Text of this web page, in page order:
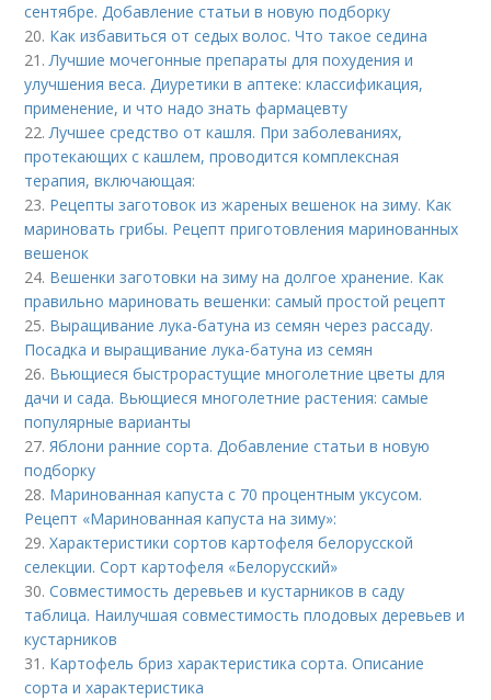
сентябре. Добавление статьи в новую подборку
20. Как избавиться от седых волос. Что такое седина
21.Лучшие мочегонные препараты для похудения и
улучшения веса. Диуретики в аптеке: классификация,
применение, и что надо знать фармацевту
22.Лучшее средство от кашля. При заболеваниях,
протекающих с кашлем, проводится комплексная
терапия, включающая:
23. Рецепты заготовок из жареных вешенок на зиму. Как
мариновать грибы. Рецепт приготовления маринованных
вешенок
24. Вешенки заготовки на зиму на долгое хранение. Как
правильно мариновать вешенки: самый простой рецепт
25. Выращивание лука-батуна из семян через рассаду.
Посадка и выращивание лука-батуна из семян
26. Вьющиеся быстрорастущие многолетние цветы для
дачи и сада. Вьющиеся многолетние растения: самые
популярные варианты
27.Яблони ранние сорта. Добавление статьи в новую
подборку
28. Маринованная капуста с 70 процентным уксусом.
Рецепт «Маринованная капуста на зиму»:
29.Характеристики сортов картофеля белорусской
селекции. Сорт картофеля «Белорусский»
30.Совместимость деревьев и кустарников в саду
таблица. Наилучшая совместимость плодовых деревьев и
кустарников
31. Картофель бриз характеристика сорта. Описание
сорта и характеристика